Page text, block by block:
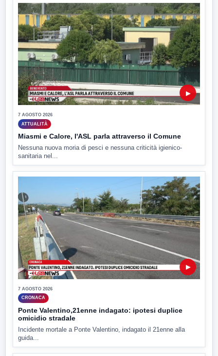
▶
7 AGOSTO 2026
ATTUALITÀ
Miasmi e Calore, l'ASL parla attraverso il Comune
Nessuna nuova moria di pesci e nessuna criticità igienico-
sanitaria nel...
▶
7 AGOSTO 2026
CRONACA
Ponte Valentino,21enne indagato: ipotesi duplice
omicidio stradale
Incidente mortale a Ponte Valentino, indagato il 21enne alla
guida...